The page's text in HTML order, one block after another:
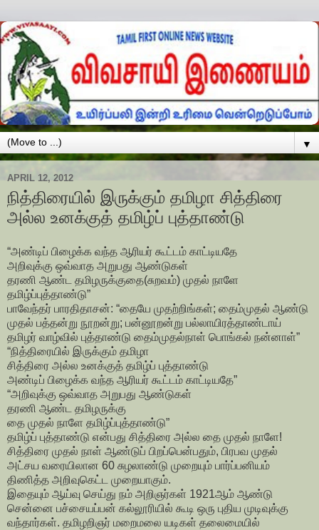
▼
APRIL 12, 2012
நித்திரையில் இருக்கும் தமிழா சித்திரை
அல்ல உனக்குத் தமிழ்ப் புத்தாண்டு
“அண்டிப் பிழைக்க வந்த ஆரியர் கூட்டம் காட்டியதே
அறிவுக்கு ஒவ்வாத அறுபது ஆண்டுகள்
தரணி ஆண்ட தமிழருக்குதை(சுறவம்) முதல் நாளே
தமிழ்ப்புத்தாண்டு”
பாவேந்தர் பாரதிதாசன்: “தையே முதற்றிங்கள்; தைம்முதல் ஆண்டு
முதல் பத்தன்று நூறன்று; பன்னூறன்று பல்லாயிரத்தாண்டாய்
தமிழர் வாழ்வில் புத்தாண்டு தைம்முதல்நாள் பொங்கல் நன்னாள்”
“நித்திரையில் இருக்கும் தமிழா
சித்திரை அல்ல உனக்குத் தமிழ்ப் புத்தாண்டு
அண்டிப் பிழைக்க வந்த ஆரியர் கூட்டம் காட்டியதே”
“அறிவுக்கு ஒவ்வாத அறுபது ஆண்டுகள்
தரணி ஆண்ட தமிழருக்கு
தை முதல் நாளே தமிழ்ப்புத்தாண்டு”
தமிழ்ப் புத்தாண்டு என்பது சித்திரை அல்ல தை முதல் நாளே!
சித்திரை முதல் நாள் ஆண்டுப் பிறப்பென்பதும், பிரபவ முதல்
அட்சய வரையிலான 60 சுழலாண்டு முறையும் பார்ப்பனியம்
திணித்த அறிவுகெட்ட முறையாகும்.
இதையும் ஆய்வு செய்து நம் அறிஞர்கள் 1921ஆம் ஆண்டு
சென்னை பச்சையப்பன் கல்லூரியில் கூடி ஒரு புதிய முடிவுக்கு
வந்தார்கள். தமிழறிஞர் மறைமலை யடிகள் தலைமையில்